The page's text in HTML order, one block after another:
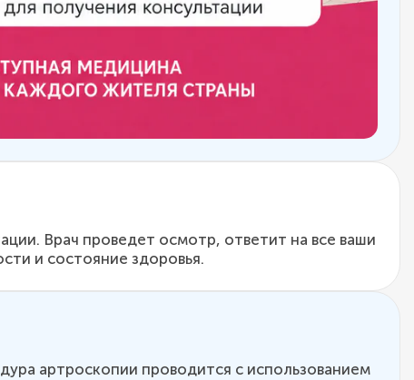
Врач проведет осмотр, ответит на все ваши
и состояние здоровья.
артроскопии проводится с использованием